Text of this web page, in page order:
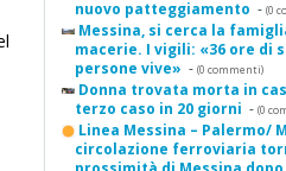
nuovo patteggiamento - (0
Messina, si cerca la
macerie. I vigili: «36 ore di
persone vive» - (0 commenti)
Donna trovata morta in
terzo caso in 20 giorni - (0
Linea Messina – Palermo/
circolazione ferroviaria